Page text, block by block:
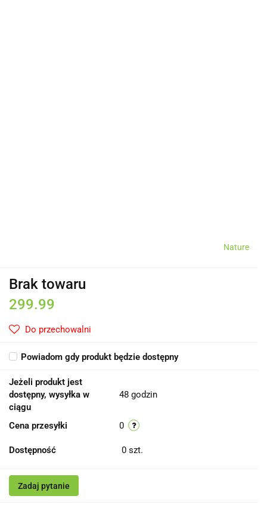
Nature
Brak towaru
299.99
Do przechowalni
Powiadom gdy produkt będzie dostępny
Jeżeli produkt jest
dostępny, wysyłka w
ciągu
48 godzin
Cena przesyłki 0
Dostępność 0 szt.
Zadaj pytanie